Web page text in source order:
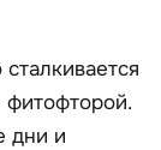
фитофторой.
дни и